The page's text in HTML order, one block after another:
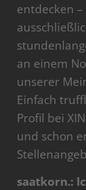
entdecken
an einem
unserer
Einfach
Profil bei
und schon
saatkorn.: